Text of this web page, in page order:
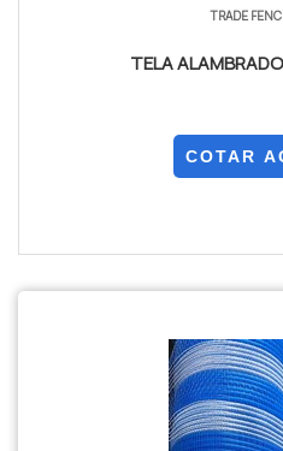
TRADE
TELA
COTAR